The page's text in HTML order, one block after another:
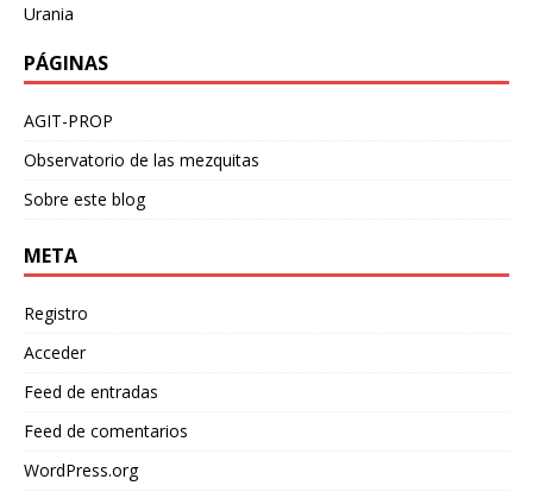
Urania
PÁGINAS
AGIT-PROP
Observatorio de las mezquitas
Sobre este blog
META
Registro
Acceder
Feed de entradas
Feed de comentarios
WordPress.org